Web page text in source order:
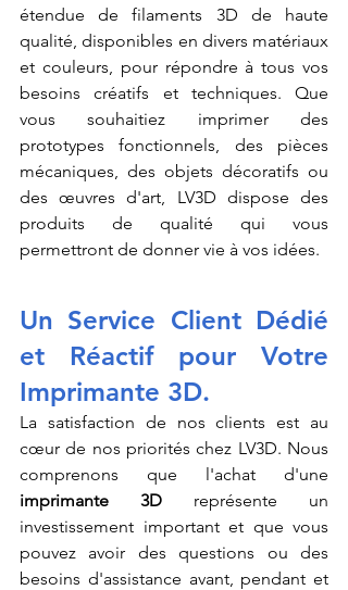
étendue de filaments 3D de haute
qualité, disponibles en divers matériaux
et couleurs, pour répondre à tous vos
besoins créatifs et techniques. Que
vous souhaitiez imprimer des
prototypes fonctionnels, des pièces
mécaniques, des objets décoratifs ou
des œuvres d'art, LV3D dispose des
produits de qualité qui vous
permettront de donner vie à vos idées.
Un Service Client Dédié
et Réactif pour Votre
Imprimante 3D.
La satisfaction de nos clients est au
cœur de nos priorités chez LV3D. Nous
imprimante 3D représente un
investissement important et que vous
pouvez avoir des questions ou des
besoins d'assistance avant, pendant et